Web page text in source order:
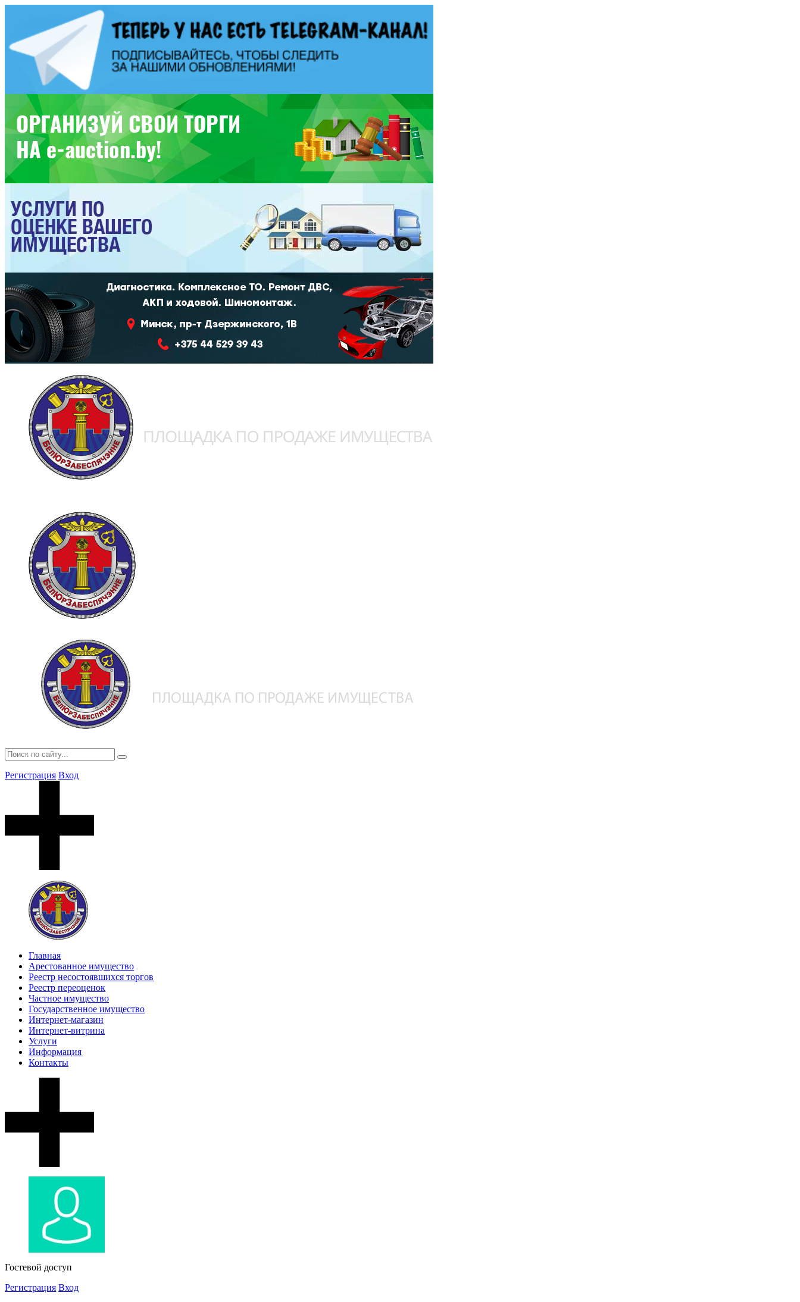
Регистрация Вход
Главная
Арестованное имущество
Реестр несостоявшихся торгов
Реестр переоценок
Частное имущество
Государственное имущество
Интернет-магазин
Интернет-витрина
Услуги
Информация
Контакты
Гостевой доступ
Регистрация Вход